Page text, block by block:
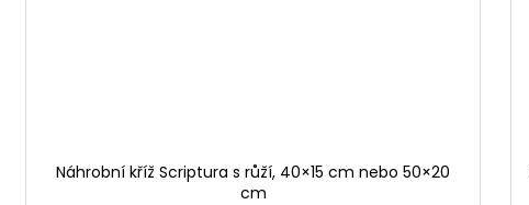
Náhrobní kříž Scriptura s růží, 40×15 cm nebo 50×20
cm